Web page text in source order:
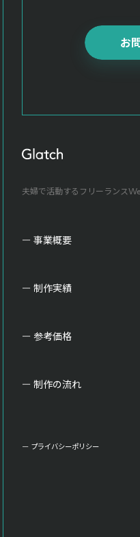
お
夫婦で活動するフリーランス
事業概要
制作実績
参考価格
制作の流れ
プライバシーポリシー